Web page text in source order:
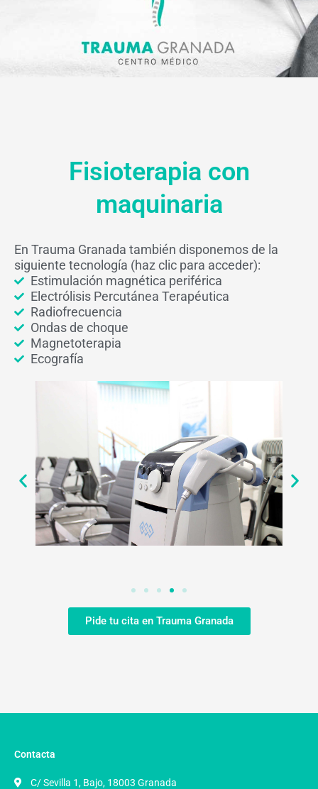
Fisioterapia con
maquinaria
En Trauma Granada también disponemos de la
siguiente tecnología (haz clic para acceder):
Estimulación magnética periférica
Electrólisis Percutánea Terapéutica
Radiofrecuencia
Ondas de choque
Magnetoterapia
Ecografía
Pide tu cita en Trauma Granada
Contacta
C/ Sevilla 1, Bajo, 18003 Granada